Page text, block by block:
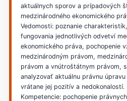
aktuálnych sporov a prípadových
medzinárodného ekonomického
Vedomosti: poznanie
fungovania jednotlivých odvetví
ekonomického práva, pochopenie
medzinárodným právom,
právom a vnútroštátnym právom,
analyzovať aktuálnu právnu
vrátane jej pozitív a nedokonalostí.
Kompetencie: pochopenie